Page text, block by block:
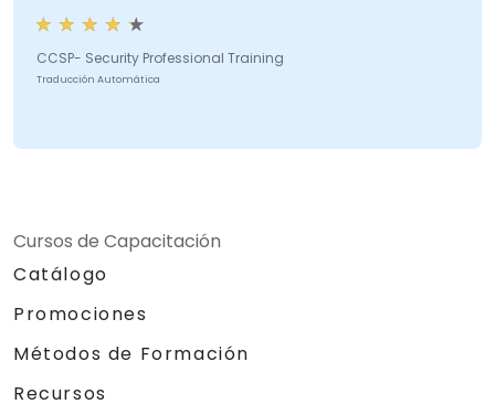
CCSP- Security Professional Training
Traducción Automática
Cursos de Capacitación
Catálogo
Promociones
Métodos de Formación
Recursos